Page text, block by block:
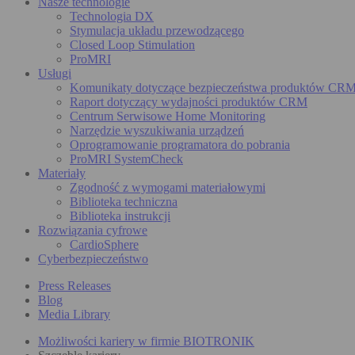
Technologia DX
Stymulacja układu przewodzącego
Closed Loop Stimulation
ProMRI
Usługi
Komunikaty dotyczące bezpieczeństwa produktów
Raport dotyczący wydajności produktów CRM
Centrum Serwisowe Home Monitoring
Narzędzie wyszukiwania urządzeń
Oprogramowanie programatora do pobrania
ProMRI SystemCheck
Materiały
Zgodność z wymogami materiałowymi
Biblioteka techniczna
Biblioteka instrukcji
Rozwiązania cyfrowe
CardioSphere
Cyberbezpieczeństwo
Press Releases
Blog
Media Library
Możliwości kariery w firmie BIOTRONIK